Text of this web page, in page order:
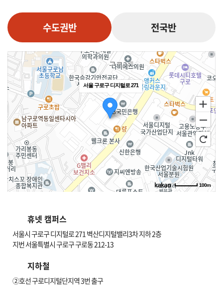
수도권반 전국반
서울 구로구 디지털로 271
100m
휴넷 캠퍼스
서울시 구로구 디지털로 271 벽산디지털밸리3차 지하 2층
지번 서울특별시 구로구 구로동 212-13
지하철
②호선 구로디지털단지역 3번 출구